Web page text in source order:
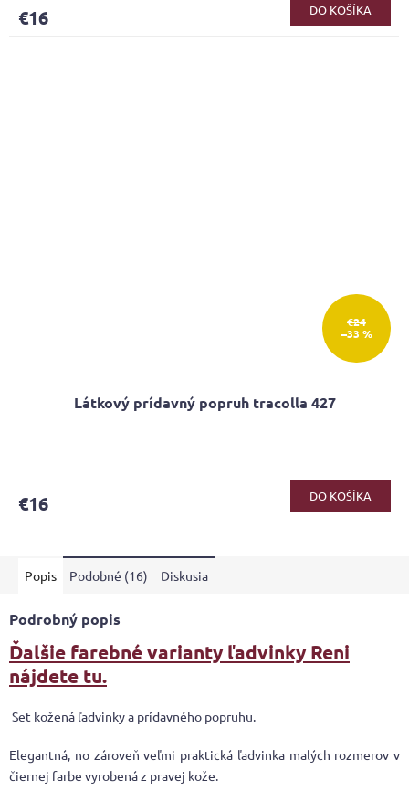
€16 DO KOŠÍKA
€24
–33 %
Látkový prídavný popruh tracolla 427
€16 DO KOŠÍKA
Popis Podobné (16) Diskusia
Podrobný popis
Ďalšie farebné varianty ľadvinky Reni
nájdete tu.
Set kožená ľadvinky a prídavného popruhu.
Elegantná, no zároveň veľmi praktická ľadvinka malých rozmerov v
čiernej farbe vyrobená z pravej kože.